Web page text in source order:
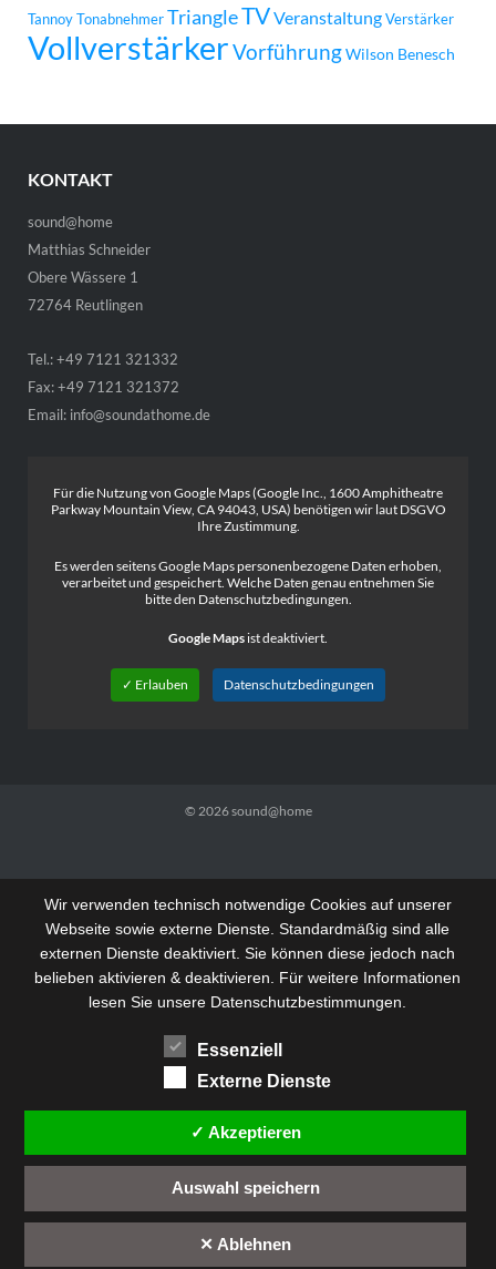
Tannoy Tonabnehmer TriangleTVVeranstaltung Verstärker
VollverstärkerVorführungWilson Benesch
KONTAKT
sound@home
Matthias Schneider
Obere Wässere 1
72764 Reutlingen
Tel.: +49 7121 321332
Fax: +49 7121 321372
Email: info@soundathome.de
Für die Nutzung von Google Maps (Google Inc., 1600 Amphitheatre
Parkway Mountain View, CA 94043, USA) benötigen wir laut DSGVO
Ihre Zustimmung.
Es werden seitens Google Maps personenbezogene Daten erhoben,
verarbeitet und gespeichert. Welche Daten genau entnehmen Sie
bitte den Datenschutzbedingungen.
Google Maps ist deaktiviert.
✓ Erlauben Datenschutzbedingungen
© 2026sound@home
Wir verwenden technisch notwendige Cookies auf unserer
Webseite sowie externe Dienste. Standardmäßig sind alle
externen Dienste deaktiviert. Sie können diese jedoch nach
belieben aktivieren & deaktivieren. Für weitere Informationen
lesen Sie unsere Datenschutzbestimmungen.
Essenziell
Externe Dienste
✓ Akzeptieren
Auswahl speichern
✕ Ablehnen